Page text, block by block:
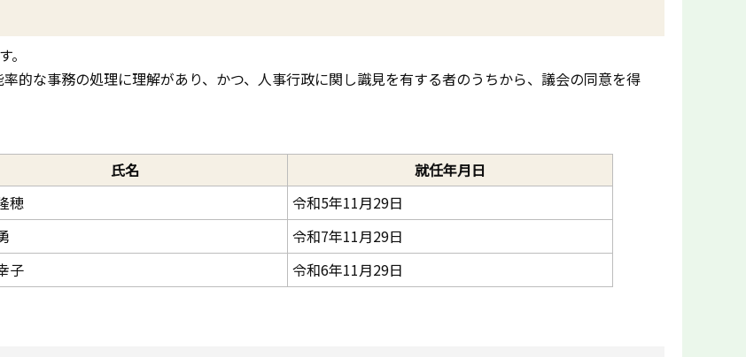
的な事務の処理に理解があり、かつ、人事行政に関し識見を有する者のうちから、議会の同意を得
氏名
就任年月日
穂
令和5年11月29日
令和7年11月29日
子 令和6年11月29日